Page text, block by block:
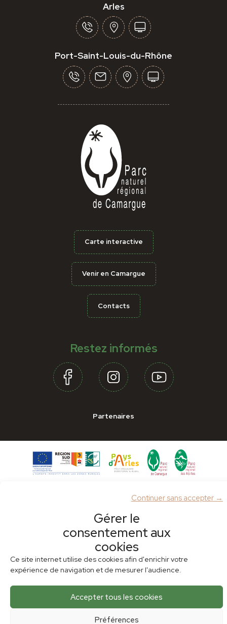
Gérer le
consentement aux
cookies
Ce site internet utilise des cookies afin d'enrichir votre
expérience de navigation et de mesurer l'audience.
Accepter tous les cookies
Continuer sans accepter →
Préférences
Arles
Port-Saint-Louis-du-Rhône
Carte interactive
Venir en Camargue
Contacts
Restez informés
Partenaires
Mentions légales Politique de cookies (UE)